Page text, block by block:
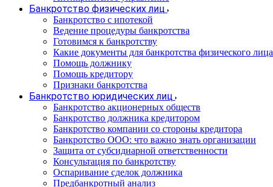
Банкротство физических лиц
Банкротство с ипотекой
Ведение процедуры банкротства
Готовимся к банкротству
Какие документы для банкротства физического
Помощь должнику
Помощь кредитору
Признаки банкротства
Банкротство юридических лиц
Банкротство акционерных обществ
Банкротство должника кредитором
Банкротство компании со стороны кредитора
Банкротство ООО: что важно знать организации
Защита от субсидиарной ответственности
Консультация по банкротству
Оспаривание сделок должника
Предбанкротный анализ